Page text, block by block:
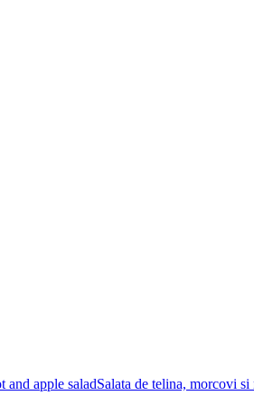
and apple saladSalata de telina, morcovi si